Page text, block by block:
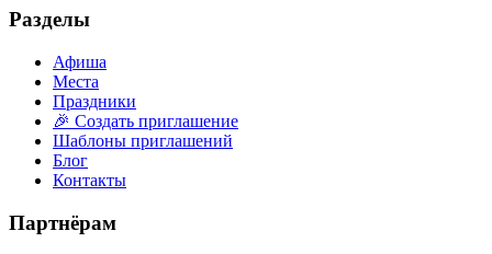
Разделы
Афиша
Места
Праздники
🎉 Создать приглашение
Шаблоны приглашений
Блог
Контакты
Партнёрам